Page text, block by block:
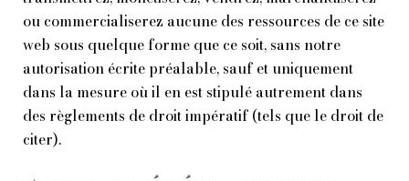
ou commercialiserez aucune des ressources de ce site
web sous quelque forme que ce soit, sans notre
autorisation écrite préalable, sauf et uniquement
dans la mesure où il en est stipulé autrement dans
des règlements de droit impératif (tels que le droit de
citer).